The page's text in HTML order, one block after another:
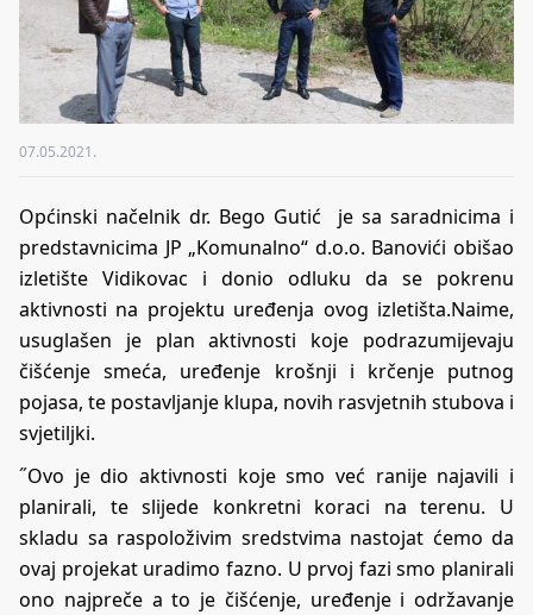
07.05.2021.
Općinski načelnik dr. Bego Gutić je sa saradnicima i
predstavnicima JP „Komunalno“ d.o.o. Banovići obišao
izletište Vidikovac i donio odluku da se pokrenu
aktivnosti na projektu uređenja ovog izletišta.Naime,
usuglašen je plan aktivnosti koje podrazumijevaju
čišćenje smeća, uređenje krošnji i krčenje putnog
pojasa, te postavljanje klupa, novih rasvjetnih stubova i
svjetiljki.
˝Ovo je dio aktivnosti koje smo već ranije najavili i
planirali, te slijede konkretni koraci na terenu. U
skladu sa raspoloživim sredstvima nastojat ćemo da
ovaj projekat uradimo fazno. U prvoj fazi smo planirali
ono najpreče a to je čišćenje, uređenje i održavanje